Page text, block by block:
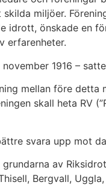
miljöer.
idrott, önskade en
erfarenheter.
1916 –
mellan före detta
skall heta RV
svara upp mot
av
Bergvall,